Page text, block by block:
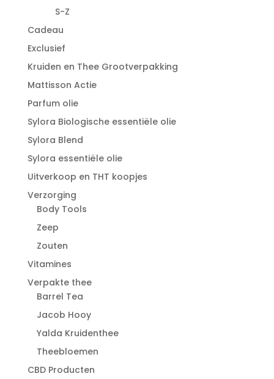
S-Z
Cadeau
Exclusief
Kruiden en Thee Grootverpakking
Mattisson Actie
Parfum olie
Sylora Biologische essentiële olie
Sylora Blend
Sylora essentiële olie
Uitverkoop en THT koopjes
Verzorging
Body Tools
Zeep
Zouten
Vitamines
Verpakte thee
Barrel Tea
Jacob Hooy
Yalda Kruidenthee
Theebloemen
CBD Producten